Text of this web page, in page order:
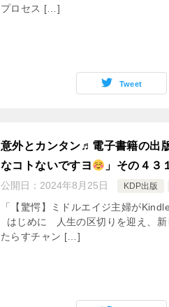
プロセス […]
Tweet
意外とカンタン♬電子書籍の出
なコトないですヨ
」その４３
公開日： 2024年8月25日 KDP出版
「【驚愕】ミドルエイジ主婦が
はじめに 人生の区切りを迎え、新
たらすチャン […]